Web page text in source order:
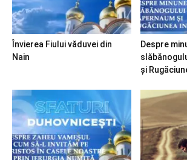
Învierea Fiului văduvei din
Nain
Despre
și